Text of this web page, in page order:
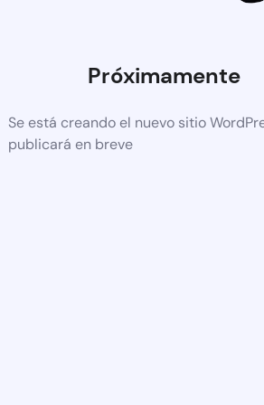
Próximamente
Se está creando el nuevo sitio
publicará en breve